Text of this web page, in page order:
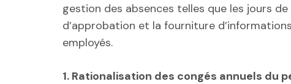
gestion des absences telles que les jours
d’approbation et la fourniture
employés.
1. Rationalisation des congés annuels du